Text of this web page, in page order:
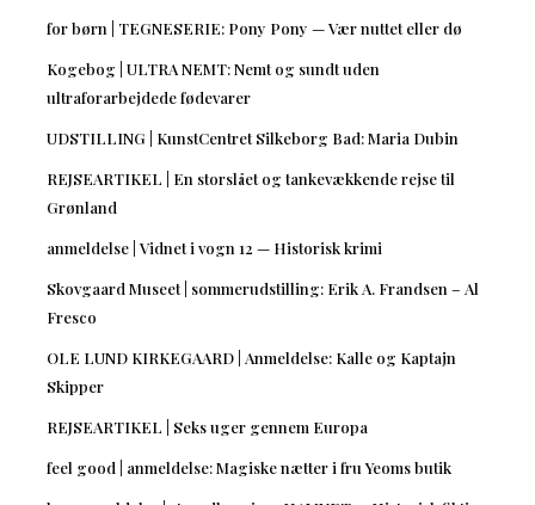
for børn | TEGNESERIE: Pony Pony — Vær nuttet eller dø
Kogebog | ULTRA NEMT: Nemt og sundt uden
ultraforarbejdede fødevarer
UDSTILLING | KunstCentret Silkeborg Bad: Maria Dubin
REJSEARTIKEL | En storslået og tankevækkende rejse til
Grønland
anmeldelse | Vidnet i vogn 12 — Historisk krimi
Skovgaard Museet | sommerudstilling: Erik A. Frandsen – Al
Fresco
OLE LUND KIRKEGAARD | Anmeldelse: Kalle og Kaptajn
Skipper
REJSEARTIKEL | Seks uger gennem Europa
feel good | anmeldelse: Magiske nætter i fru Yeoms butik